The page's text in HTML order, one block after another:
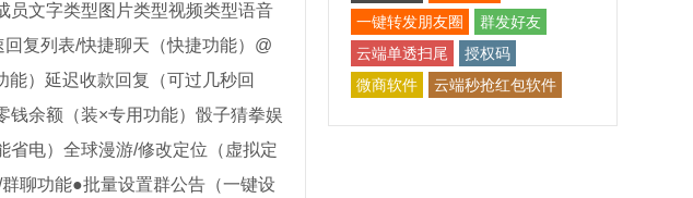
员文字类型图片类型视频类型语音
复列表/快捷聊天（快捷功能）@
）延迟收款回复（可过几秒回
钱余额（装×专用功能）骰子猜拳娱
省电）全球漫游/修改定位（虚拟定
聊功能●批量设置群公告（一键设
一键转发朋友圈
群发好友
云端单透扫尾
授权码
微商软件
云端秒抢红包软件